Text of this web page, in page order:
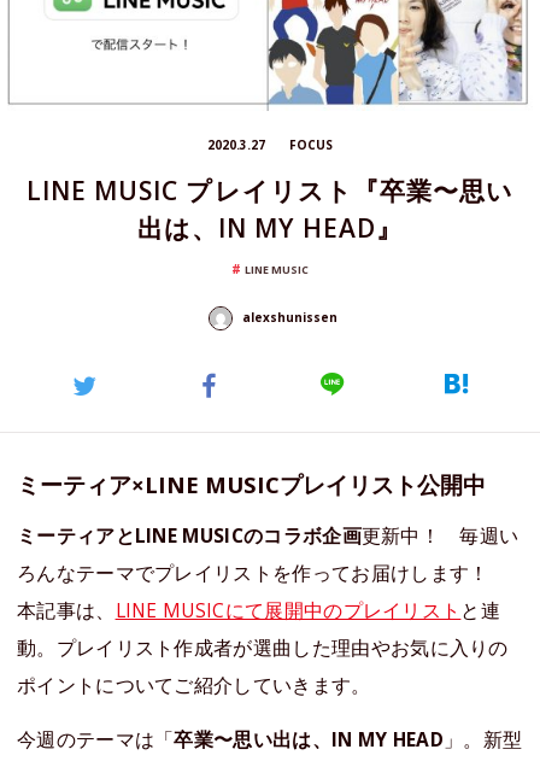
2020.3.27 FOCUS
LINE MUSIC プレイリスト『卒業〜思い
出は、IN MY HEAD』
LINE MUSIC
alexshunissen
ミーティア×LINE MUSICプレイリスト公開中
ミーティアとLINE MUSICのコラボ企画更新中！ 毎週い
ろんなテーマでプレイリストを作ってお届けします！
本記事は、 LINE MUSICにて展開中のプレイリスト と連
動。プレイリスト作成者が選曲した理由やお気に入りの
ポイントについてご紹介していきます。
今週のテーマは「卒業〜思い出は、IN MY HEAD 」。新型